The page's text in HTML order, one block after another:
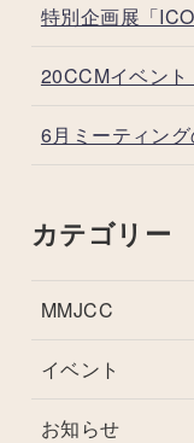
特別企画展「
20CCMイベン
6月ミーティン
カテゴリー
MMJCC
イベント
お知らせ